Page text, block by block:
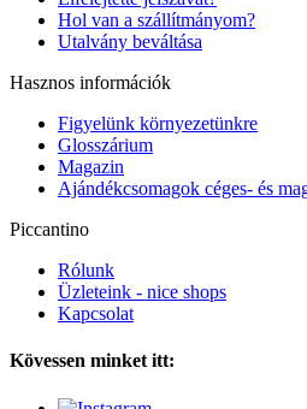
Hol van a szállítmányom?
Utalvány beváltása
Hasznos információk
Figyelünk környezetünkre
Glosszárium
Magazin
Ajándékcsomagok céges- és
Piccantino
Rólunk
Üzleteink - nice shops
Kapcsolat
Kövessen minket itt: